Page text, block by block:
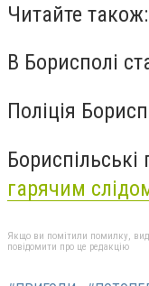
Читайте також:
В Борисполі
Поліція
гарячим
Якщо ви помітили помилку,
повідомити про це редакцію